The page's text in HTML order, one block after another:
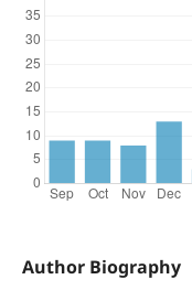
Author Biography